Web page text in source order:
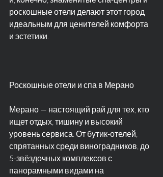
роскошные отели делают этот город
идеальным для ценителей комфорта
и эстетики.
Роскошные отели и спа в Мерано
Мерано — настоящий рай для тех, кто
ищет отдых, тишину и высокий
уровень сервиса. От бутик-отелей,
спрятанных среди виноградников, до
5-звёздочных комплексов с
панорамными видами на